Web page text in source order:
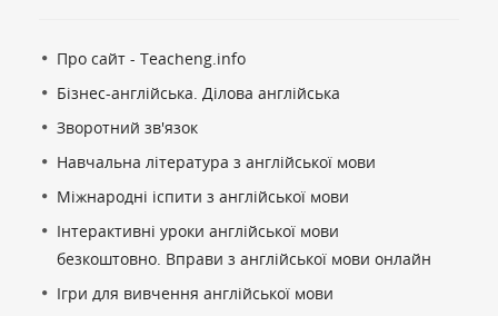
Про сайт - Teacheng.info
Бізнес-англійська. Ділова англійська
Зворотний зв'язок
Навчальна література з англійської мови
Міжнародні іспити з англійської мови
Інтерактивні уроки англійської мови
безкоштовно. Вправи з англійської мови онлайн
Ігри для вивчення англійської мови